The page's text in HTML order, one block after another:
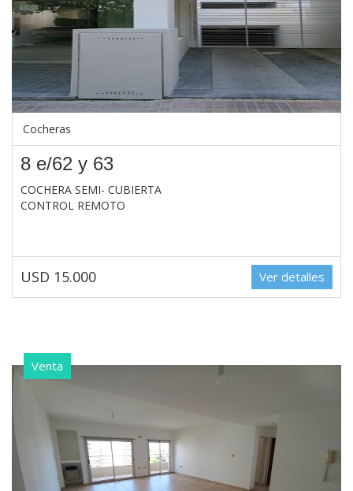
Cocheras
8 e/62 y 63
COCHERA SEMI- CUBIERTA
CONTROL REMOTO
USD 15.000 Ver detalles
Venta